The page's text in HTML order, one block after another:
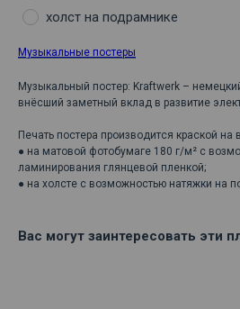
холст на подрамнике
Музыкальные постеры
Музыкальный постер: Kraftwerk –
внёсший заметный вклад в развитие
Печать постера производится краской на
● на матовой фотобумаге 180 г/м² с
ламинирования глянцевой пленкой;
● на холсте с возможностью натяжки на
Вас могут заинтересовать эти